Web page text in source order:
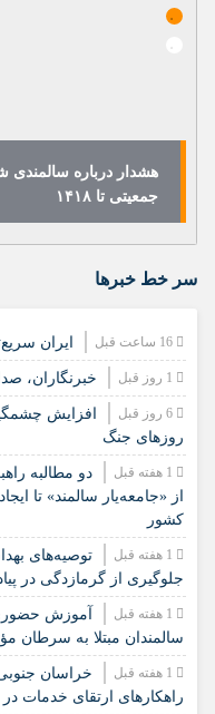
هشدار درباره
جمعیتی تا ۱۴۱۸
سر خط خبرها
ایران
خبرنگاران،
افزایش
روزهای جنگ
دو مطالبه
از «جامعه‌یار سالمند» تا
کشور
️توصیه‌های
جلوگیری از گرمازدگی در
آموزش حضوری
سالمندان مبتلا به سرطان
خراسان
راهکارهای ارتقای خدمات